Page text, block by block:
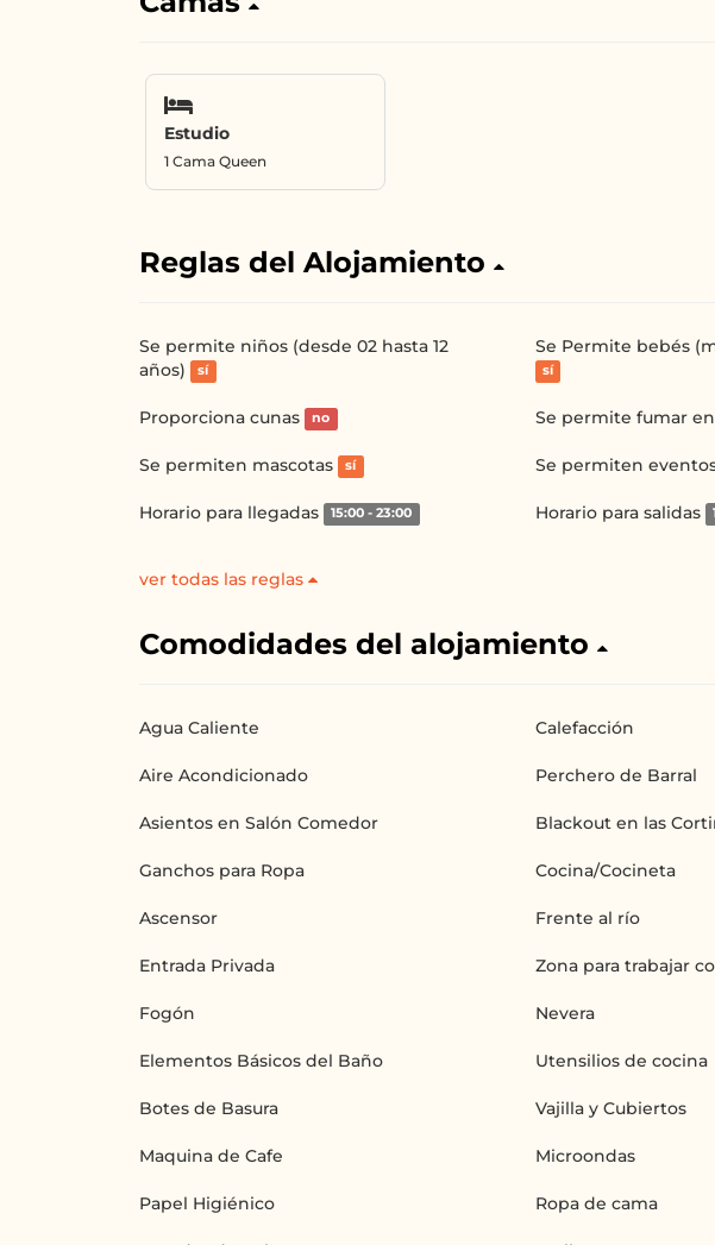
Estudio
1 Cama Queen
Reglas del Alojamiento
Se permite niños (desde 02 hasta 12
años)
sí
Se Permite bebés
sí
Proporciona cunas no Se permite fumar
Se permiten mascotas sí Se permiten
Horario para llegadas 15:00 - 23:00 Horario para salidas
ver todas las reglas
Comodidades del alojamiento
Agua Caliente Calefacción
Aire Acondicionado Perchero de Barral
Asientos en Salón Comedor Blackout en las
Ganchos para Ropa Cocina/Cocineta
Ascensor Frente al río
Entrada Privada Zona para trabajar
Fogón Nevera
Elementos Básicos del Baño Utensilios de cocina
Botes de Basura Vajilla y Cubiertos
Maquina de Cafe Microondas
Papel Higiénico Ropa de cama